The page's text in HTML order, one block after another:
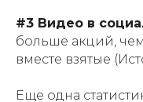
#3 Видео в
больше акций,
вместе взятые
Еще одна